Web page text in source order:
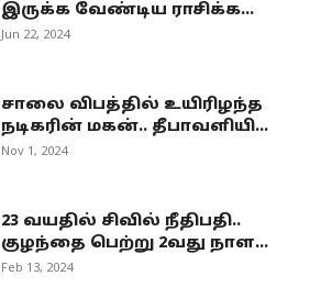
இருக்க வேண்டிய ராசிக்க...
Jun 22, 2024
சாலை விபத்தில் உயிரிழந்த
நடிகரின் மகன்.. தீபாவளியி...
Nov 1, 2024
23 வயதில் சிவில் நீதிபதி..
குழந்தை பெற்று 2வது நாள...
Feb 13, 2024